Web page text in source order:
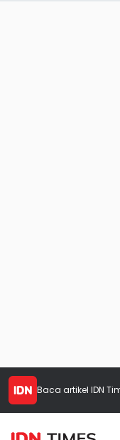
Baca artikel IDN